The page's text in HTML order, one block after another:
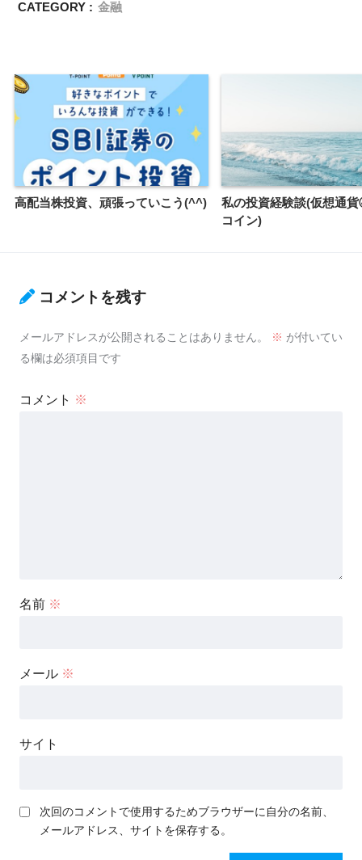
CATEGORY : 金融
高配当株投資、頑張っていこう(^^)
私の投資経験談(仮想通
コイン)
コメントを残す
メールアドレスが公開されることはありません。 ※ が付いてい
る欄は必須項目です
コメント ※
名前 ※
メール ※
サイト
次回のコメントで使用するためブラウザーに自分の名前、
メールアドレス、サイトを保存する。